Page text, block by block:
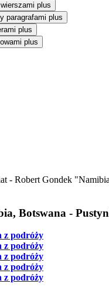
plus
paragrafami plus
plus
plus
- Robert Gondek
Botswana -
z podróży
z podróży
z podróży
z podróży
z podróży